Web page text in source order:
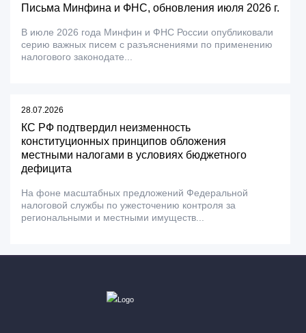
Письма Минфина и ФНС, обновления июля 2026 г.
В июле 2026 года Минфин и ФНС России опубликовали
серию важных писем с разъяснениями по применению
налогового законодате...
28.07.2026
КС РФ подтвердил неизменность
конституционных принципов обложения
местными налогами в условиях бюджетного
дефицита
На фоне масштабных предложений Федеральной
налоговой службы по ужесточению контроля за
региональными и местными имуществ...